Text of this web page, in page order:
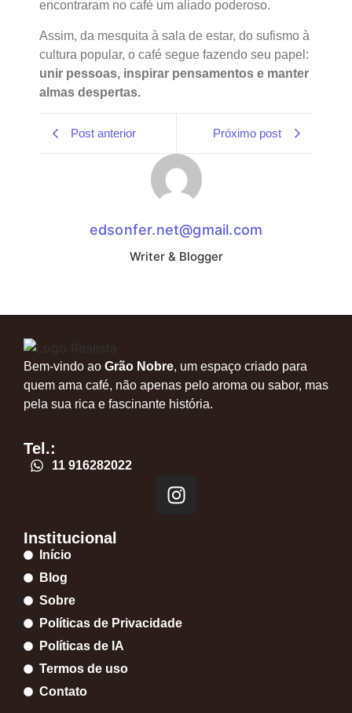
encontraram no café um aliado poderoso.
Assim, da mesquita à sala de estar, do sufismo à
cultura popular, o café segue fazendo seu papel:
unir pessoas, inspirar pensamentos e manter
almas despertas.
Post anterior Próximo post
edsonfer.net@gmail.com
Writer & Blogger
Bem-vindo ao Grão Nobre, um espaço criado para
quem ama café, não apenas pelo aroma ou sabor, mas
pela sua rica e fascinante história.
Tel.:
11 916282022
Institucional
Início
Blog
Sobre
Políticas de Privacidade
Políticas de IA
Termos de uso
Contato